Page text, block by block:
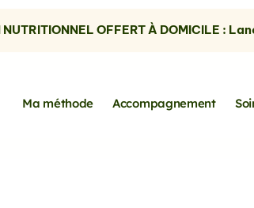
NUTRITIONNEL OFFERT À DOMICILE :
Ma méthode Accompagnement